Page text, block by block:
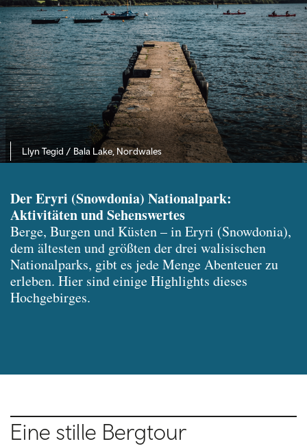
Llyn Tegid / Bala Lake, Nordwales
Der Eryri (Snowdonia) Nationalpark:
Aktivitäten und Sehenswertes
Berge, Burgen und Küsten – in Eryri (Snowdonia),
dem ältesten und größten der drei walisischen
Nationalparks, gibt es jede Menge Abenteuer zu
erleben. Hier sind einige Highlights dieses
Hochgebirges.
Eine stille Bergtour